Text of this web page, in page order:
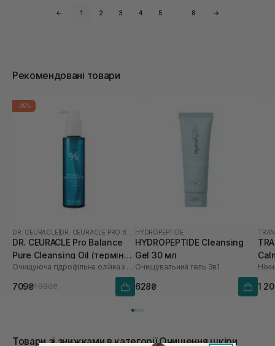
← 1 2 3 4 5 … 8 →
Рекомендовані товари
-35%
DR. CEURACLE
DR. CEURACLE Pro Balance
Pure Cleansing Oil (термін
до 01.27р.) 155 мл
Очищуюча гідрофільна олійка з пробіотиками
709₴1 090₴
HYDROPEPTIDE
HYDROPEPTIDE Cleansing
Gel 30 мл
Очищувальний гель 3в1
628₴
мл
1
Товари зі знижками в категорії Очищення шкіри